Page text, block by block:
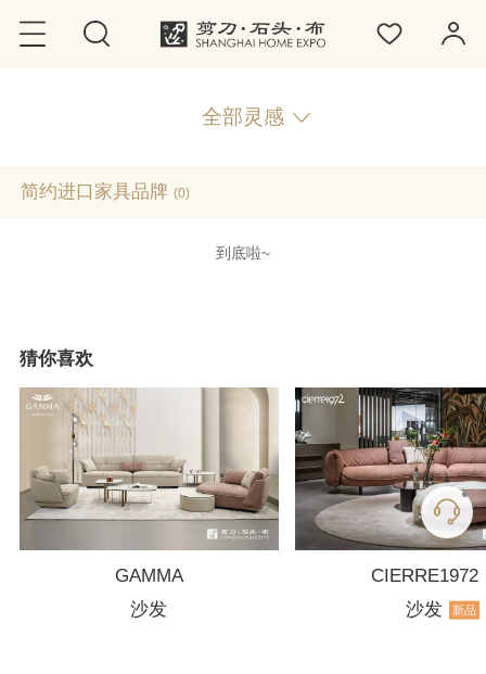
全部灵感
简约进口家具品牌(0)
到底啦~
猜你喜欢
GAMMA
沙发
CIERRE1972
沙发
新品